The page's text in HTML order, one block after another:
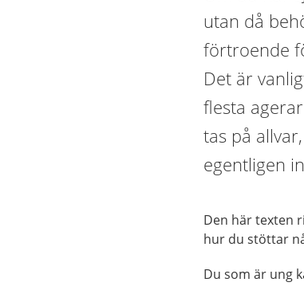
utan då
förtroende
Det är
flesta
tas på
egentligen
Den här texten
hur du stöttar
Du som är ung